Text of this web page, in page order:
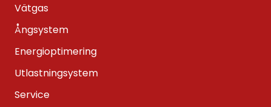
Vätgas
Ångsystem
Energioptimering
Utlastningsystem
Service